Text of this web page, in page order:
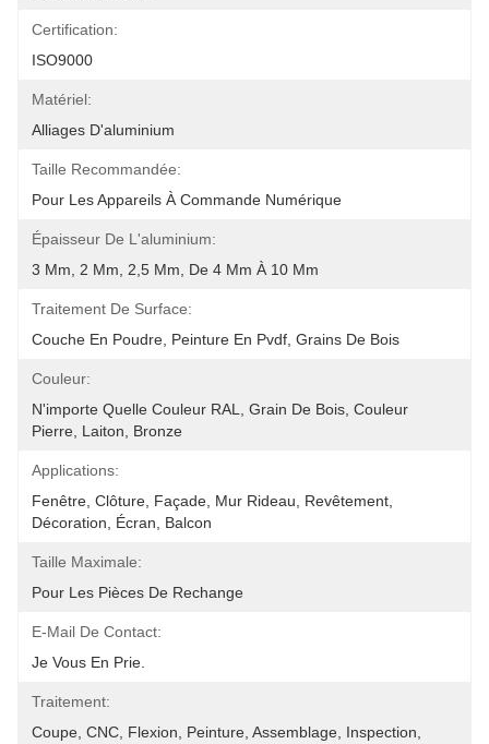
Certification:
ISO9000
Matériel:
Alliages D'aluminium
Taille Recommandée:
Pour Les Appareils À Commande Numérique
Épaisseur De L'aluminium:
3 Mm, 2 Mm, 2,5 Mm, De 4 Mm À 10 Mm
Traitement De Surface:
Couche En Poudre, Peinture En Pvdf, Grains De Bois
Couleur:
N'importe Quelle Couleur RAL, Grain De Bois, Couleur
Pierre, Laiton, Bronze
Applications:
Fenêtre, Clôture, Façade, Mur Rideau, Revêtement,
Décoration, Écran, Balcon
Taille Maximale:
Pour Les Pièces De Rechange
E-Mail De Contact:
Je Vous En Prie.
Traitement:
Coupe, CNC, Flexion, Peinture, Assemblage, Inspection,